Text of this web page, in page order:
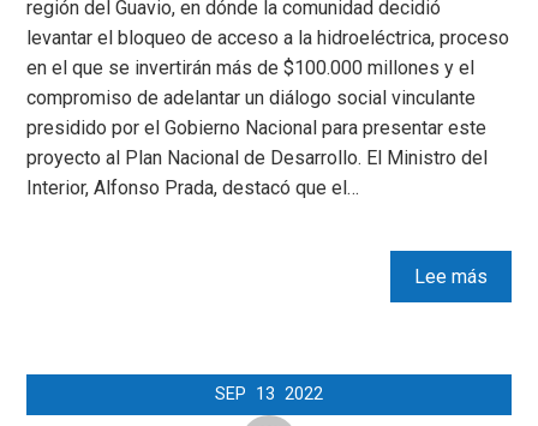
región del Guavio, en dónde la comunidad decidió
levantar el bloqueo de acceso a la hidroeléctrica, proceso
en el que se invertirán más de $100.000 millones y el
compromiso de adelantar un diálogo social vinculante
presidido por el Gobierno Nacional para presentar este
proyecto al Plan Nacional de Desarrollo. El Ministro del
Interior, Alfonso Prada, destacó que el…
Lee más
SEP 13 2022